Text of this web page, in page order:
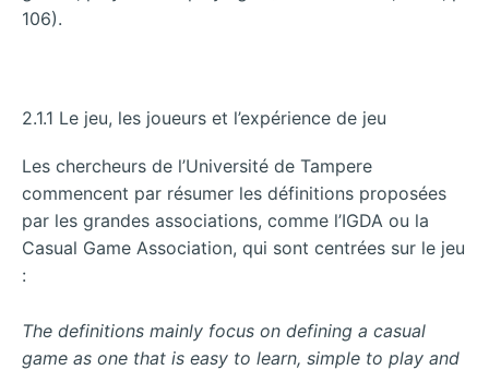
106).
2.1.1 Le jeu, les joueurs et l’expérience de jeu
Les chercheurs de l’Université de Tampere
commencent par résumer les définitions proposées
par les grandes associations, comme l’IGDA ou la
Casual Game Association, qui sont centrées sur le jeu
:
The definitions mainly focus on defining a casual
game as one that is easy to learn, simple to play and